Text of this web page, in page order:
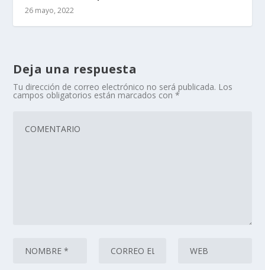
26 mayo, 2022
Deja una respuesta
Tu dirección de correo electrónico no será publicada. Los
campos obligatorios están marcados con*